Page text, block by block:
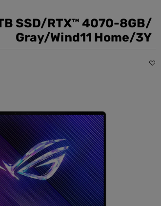
2TB SSD/RTX™ 4070-
Gray/Wind11